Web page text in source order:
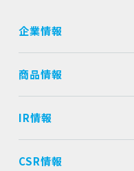
企業情報
商品情報
IR情報
CSR情報